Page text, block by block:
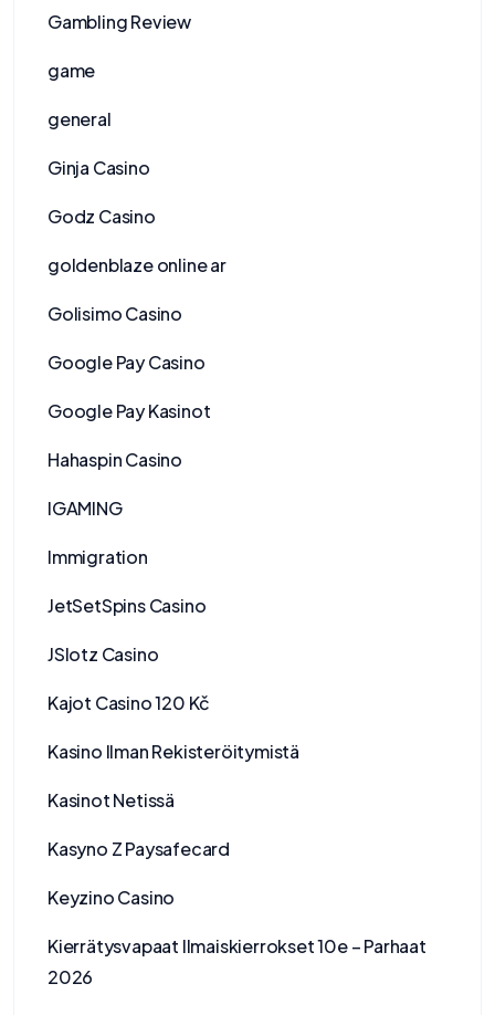
Gambling Review
game
general
Ginja Casino
Godz Casino
goldenblaze online ar
Golisimo Casino
Google Pay Casino
Google Pay Kasinot
Hahaspin Casino
IGAMING
Immigration
JetSetSpins Casino
JSlotz Casino
Kajot Casino 120 Kč
Kasino Ilman Rekisteröitymistä
Kasinot Netissä
Kasyno Z Paysafecard
Keyzino Casino
Kierrätysvapaat Ilmaiskierrokset 10e – Parhaat
2026